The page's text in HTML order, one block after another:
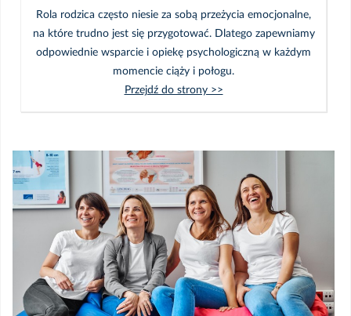
Rola rodzica często niesie za sobą przeżycia emocjonalne,
na które trudno jest się przygotować. Dlatego zapewniamy
odpowiednie wsparcie i opiekę psychologiczną w każdym
momencie ciąży i połogu.
Przejdź do strony >>